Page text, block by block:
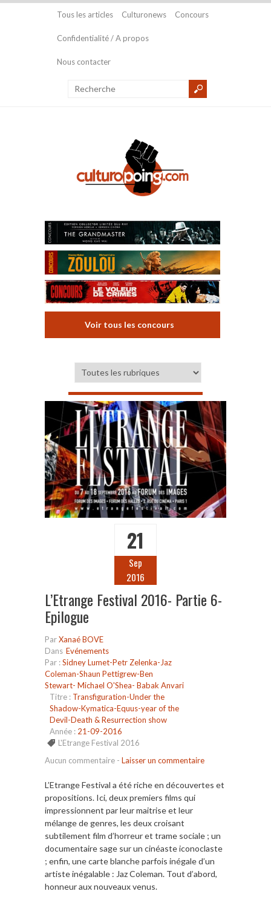
Tous les articles Culturonews Concours
Confidentialité / A propos
Nous contacter
Voir tous les concours
21
Sep
2016
L’Etrange Festival 2016- Partie 6-
Epilogue
ParXanaé BOVE
Dans Evénements
Par :Sidney Lumet-Petr Zelenka-Jaz
Coleman-Shaun Pettigrew-Ben
Stewart- Michael O'Shea- Babak Anvari
Titre : Transfiguration-Under the
Shadow-Kymatica-Equus-year of the
Devil-Death & Resurrection show
Année : 21-09-2016
L'Etrange Festival 2016
Aucun commentaire - Laisser un commentaire
L’Etrange Festival a été riche en découvertes et
propositions. Ici, deux premiers films qui
impressionnent par leur maitrise et leur
mélange de genres, les deux croisant
subtilement film d’horreur et trame sociale ; un
documentaire sage sur un cinéaste iconoclaste
; enfin, une carte blanche parfois inégale d’un
artiste inégalable : Jaz Coleman. Tout d’abord,
honneur aux nouveaux venus.